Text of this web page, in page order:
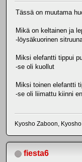
Tässä on muutama
Mikä on keltainen ja
-löysäkuorinen
Miksi elefantti tippui
-se oli kuollut
Miksi toinen elefantti
-se oli liimattu kiinni
Kyosho Zaboon,
fiesta6